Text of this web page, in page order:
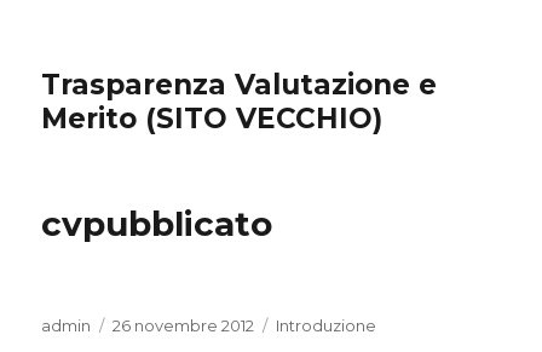
Trasparenza Valutazione e
Merito (SITO VECCHIO)
cvpubblicato
Autore
admin
Pubblicato
26 novembre 2012 Categorie
Introduzione